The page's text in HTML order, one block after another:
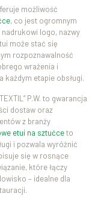
możliwość
, co jest ogromnym
logo, nazwy
może stać się
rozpoznawalność
wrażenia i
każdym etapie obsługi.
P.W. to gwarancja
dostaw oraz
z branży
etui na sztućceto
i pozwala wyróżnić
się w rosnące
które łączy
– idealne dla